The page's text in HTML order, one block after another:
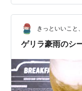
紙飛行機ドット
-- ◆ AIイラストは
きっといいこと
ゲリラ豪雨のシ